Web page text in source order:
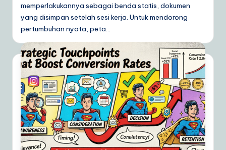
S
o
ft
w
a
r
e
S
o
memperlakukannya sebagai benda statis, dokumen
yang disimpan setelah sesi kerja. Untuk mendorong
pertumbuhan nyata, peta…